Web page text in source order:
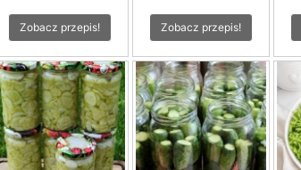
Zobacz przepis! Zobacz przepis!